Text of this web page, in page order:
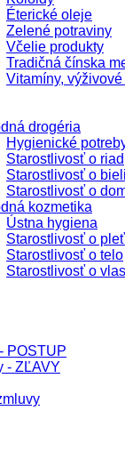
Éterické oleje
Zelené potraviny
Včelie produkty
Tradičná čínska
Vitamíny,
drogéria
Hygienické
Starostlivosť o riad
Starostlivosť o
Starostlivosť o
kozmetika
Ústna hygiena
Starostlivosť o pleť
Starostlivosť o telo
Starostlivosť o
POSTUP
- ZĽAVY